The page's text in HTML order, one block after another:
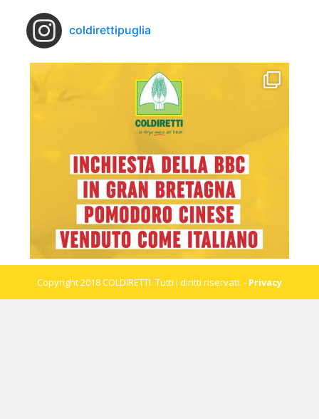
coldirettipuglia
Copyright 2018 COLDIRETTI. Tutti i diritti riservati. - Privacy